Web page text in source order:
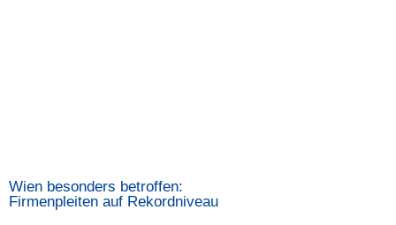
Wien besonders betroffen:
Firmenpleiten auf Rekordniveau